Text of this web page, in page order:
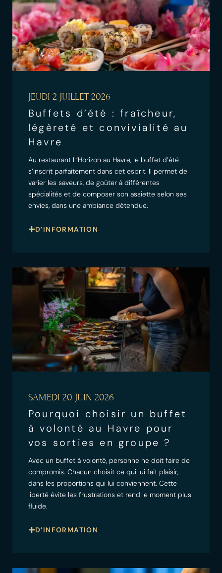
JEUDI 2 JUILLET 2026
Buffets d’été : fraîcheur,
légèreté et convivialité au
Havre
Au restaurant L’Horizon au Havre, le buffet d’été
s’inscrit parfaitement dans cet esprit. Il permet de
varier les saveurs, de goûter à différentes
spécialités et de composer son assiette selon ses
envies, dans une ambiance détendue.
D’INFORMATION
SAMEDI 20 JUIN 2026
Pourquoi choisir un buffet
à volonté au Havre pour
vos sorties en groupe ?
Avec un buffet à volonté, personne ne doit faire de
compromis. Chacun choisit ce qui lui fait plaisir,
dans les proportions qui lui conviennent. Cette
liberté évite les frustrations et rend le moment plus
fluide.
D’INFORMATION